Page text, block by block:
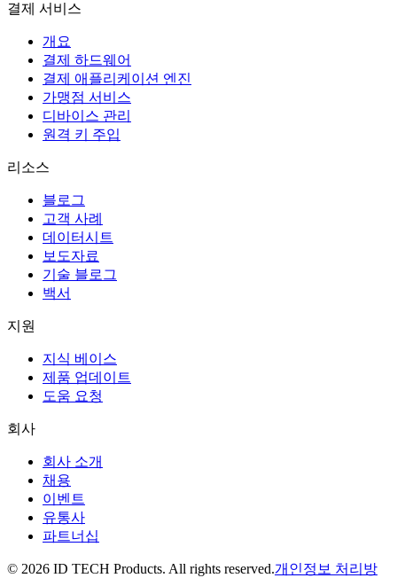
결제 서비스
개요
결제 하드웨어
결제 애플리케이션 엔진
가맹점 서비스
디바이스 관리
원격 키 주입
리소스
블로그
고객 사례
데이터시트
보도자료
기술 블로그
백서
지원
지식 베이스
제품 업데이트
도움 요청
회사
회사 소개
채용
이벤트
유통사
파트너십
© 2026 ID TECH Products. All rights reserved.개인정보 처리방